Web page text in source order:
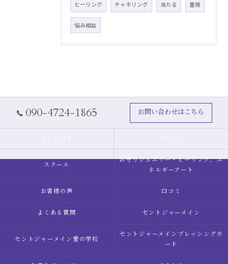
ヒーリング チャネリング 当たる 霊視
悩み相談
090-4724-1865 お問い合わせはこちら
スクール
お守りジュエリー・ヒーリング，エ
ネルギーアート
お客様の声 口コミ
よくある質問 セントジャーメイン
セントジャーメイン愛の学校
セントジャーメインブレッシングカ
ード